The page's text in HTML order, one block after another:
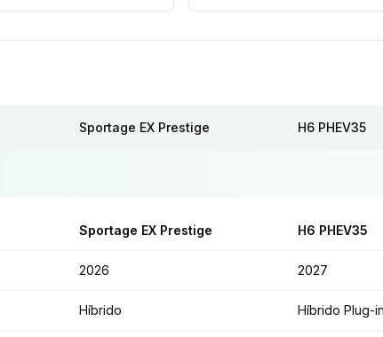
Sportage EX Prestige H6 PHEV35
Sportage EX Prestige H6 PHEV35
2026 2027
Híbrido Híbrido Plug-in